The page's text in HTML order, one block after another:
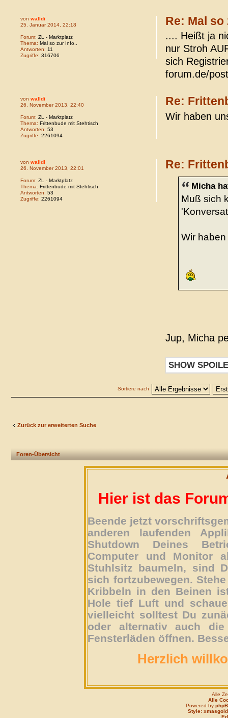
Re: Mal so
.... Heißt ja
nur Stroh
sich
forum.de/
von walldi
25. Januar 2014, 22:18
Forum: ZL - Marktplatz
Thema: Mal so zur Info..
Antworten: 11
Zugriffe: 316706
Re:
Wir haben
von walldi
26. November 2013, 22:40
Forum: ZL - Marktplatz
Thema: Frittenbude mit Stehtisch
Antworten: 53
Zugriffe: 2261094
Re:
Micha
Muß sich
Wir
Jup, Micha
SHOW
von walldi
26. November 2013, 22:01
Forum: ZL - Marktplatz
Thema: Frittenbude mit Stehtisch
Antworten: 53
Zugriffe: 2261094
Sortiere nach
Zurück zur erweiterten Suche
Foren-Übersicht
Hier ist das
Beende jetzt
anderen laufenden
Shutdown Deines
Computer und Monitor
Stuhlsitz baumeln, sind
sich fortzubewegen.
Kribbeln in den Beinen
Hole tief Luft und
vielleicht solltest Du
oder alternativ auch
Fensterläden öffnen.
Herzlich
Alle
Alle
Powered by
Style: xmasgold